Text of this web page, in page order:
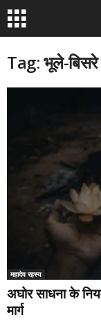
Tag: भूले-
महादेव रहस्य
अघोर साधना के
मार्ग